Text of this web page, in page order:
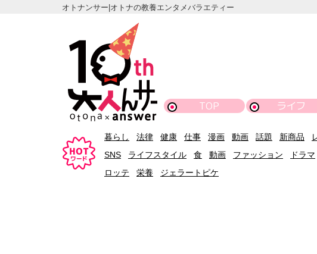
オトナンサー|オトナの教養エンタメバラエティー
TOP ライフ
暮らし 法律 健康 仕事 漫画 動画 話題 新商品
SNS
ライフスタイル 食 動画 ファッション ドラマ
ロッテ
栄養 ジェラートピケ